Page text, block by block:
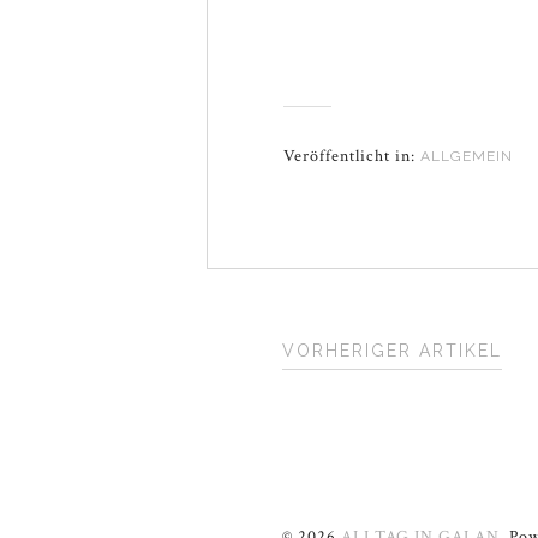
Veröffentlicht in:ALLGEMEIN
VORHERIGER ARTIKEL